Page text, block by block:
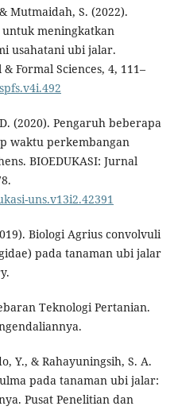
Mutmaidah, S. (2022).
meningkatkan
usahatani ubi jalar.
Formal Sciences, 4, 111–
(2020). Pengaruh beberapa
waktu perkembangan
BIOEDUKASI: Jurnal
uns.v13i2.42391
Biologi Agrius convolvuli
pada tanaman ubi jalar
Teknologi Pertanian.
Y., & Rahayuningsih, S. A.
pada tanaman ubi jalar:
Pusat Penelitian dan